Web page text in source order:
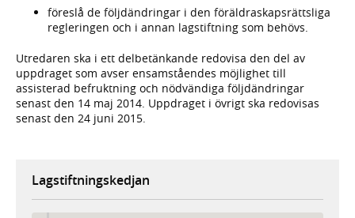
föreslå de följdändringar i den föräldraskapsrättsliga
regleringen och i annan lagstiftning som behövs.
Utredaren ska i ett delbetänkande redovisa den del av
uppdraget som avser ensamståendes möjlighet till
assisterad befruktning och nödvändiga följdändringar
senast den 14 maj 2014. Uppdraget i övrigt ska redovisas
senast den 24 juni 2015.
Lagstiftningskedjan